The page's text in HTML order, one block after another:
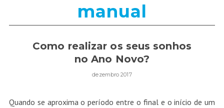
manual
Como realizar os seus sonhos
no Ano Novo?
dezembro 2017
Quando se aproxima o período entre o final e o início de um